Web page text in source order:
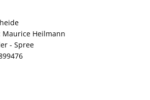
Maurice Heilmann
- Spree